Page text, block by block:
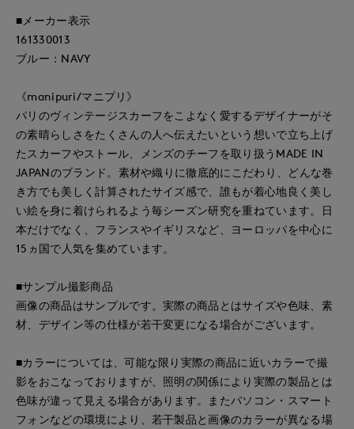
■メーカー表示
161330013
ブルー：NAVY
《manipuri/マニプリ》
パリのヴィンテージスカーフをこよなく愛するデザイナーがそ
の素晴らしさをたくさんの人へ伝えたいという想いで立ち上げ
たスカーフやストール、メンズのチーフを取り扱うMADE IN
JAPANのブランド。素材や織りに徹底的にこだわり、どんな巻
き方でも美しく計算されたサイズ感で、誰もが着心地良く美し
い絵を身に着けられるよう毎シーズン研究を重ねています。日
本だけでなく、フランスやイギリスなど、ヨーロッパを中心に
15ヵ国で人気を集めています。
■サンプル撮影商品
画像の商品はサンプルです。実際の商品とはサイズや色味、素
材、デザイン等の仕様が若干変更になる場合がございます。
■カラーについては、可能な限り実際の商品に近いカラーで撮
影をおこなっておりますが、照明の関係により実際の製品とは
色味が違って見える場合があります。またパソコン・スマート
フォンなどの環境により、若干製品と画像のカラーが異なる場